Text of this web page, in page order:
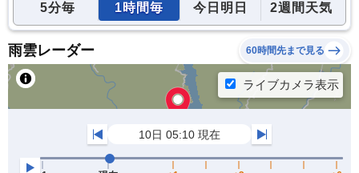
5分毎 1時間毎 今日明日 2週間天気
雨雲レーダー 60時間先まで見る